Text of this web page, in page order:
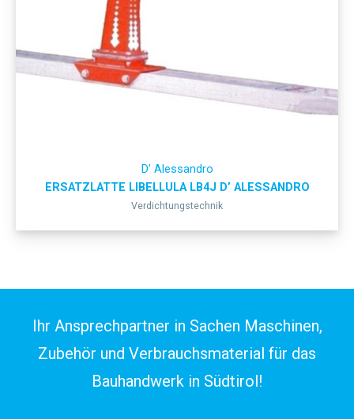
D' Alessandro
ERSATZLATTE LIBELLULA LB4J D’ ALESSANDRO
Verdichtungstechnik
Ihr Ansprechpartner in Sachen Maschinen,
Zubehör und Verbrauchsmaterial für das
Bauhandwerk in Südtirol!